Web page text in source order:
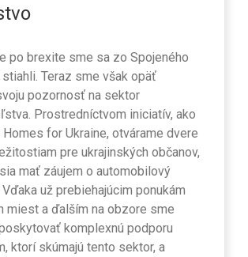
po brexite sme sa zo Spojeného
Teraz sme však opäť
pozornosť na sektor
Prostredníctvom iniciatív, ako
for Ukraine, otvárame dvere
pre ukrajinských občanov,
mať záujem o automobilový
už prebiehajúcim ponukám
miest a ďalším na obzore sme
komplexnú podporu
ktorí skúmajú tento sektor, a